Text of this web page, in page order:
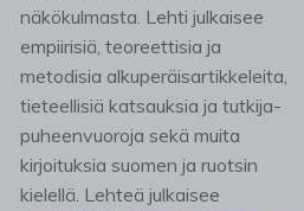
näkökulmasta. Lehti julkaisee
empiirisiä, teoreettisia ja
metodisia alkuperäisartikkeleita,
tieteellisiä katsauksia ja tutkija-
puheenvuoroja sekä muita
kirjoituksia suomen ja ruotsin
kielellä. Lehteä julkaisee